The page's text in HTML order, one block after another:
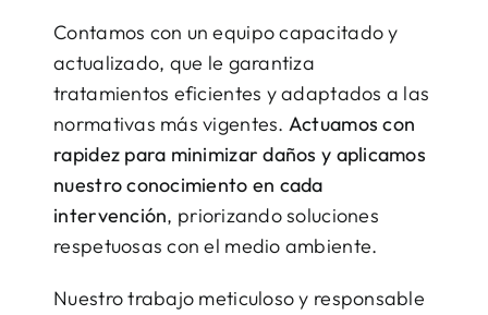
Contamos con un equipo capacitado y
actualizado, que le garantiza
tratamientos eficientes y adaptados a las
normativas más vigentes. Actuamos con
rapidez para minimizar daños y aplicamos
nuestro conocimiento en cada
intervención, priorizando soluciones
respetuosas con el medio ambiente.
Nuestro trabajo meticuloso y responsable